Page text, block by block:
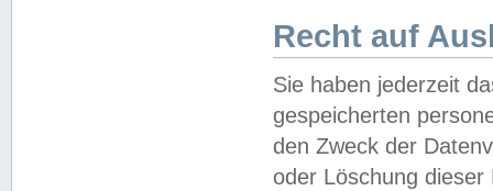
Recht auf
Sie haben jederzeit
gespeicherten
den Zweck der
oder Löschung